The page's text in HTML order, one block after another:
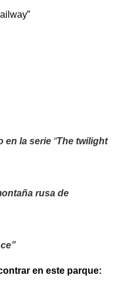
en la serie “The twilight
rusa de
en este parque: